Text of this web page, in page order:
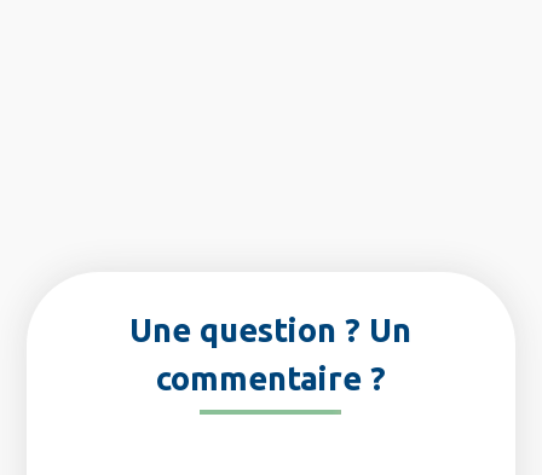
Une question ? Un
commentaire ?